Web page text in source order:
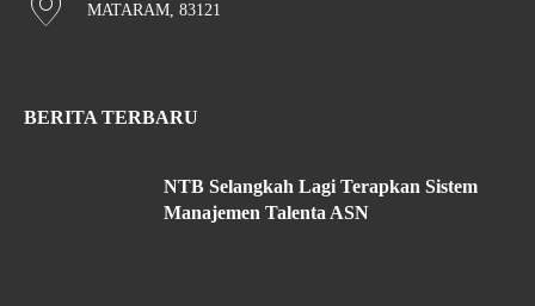
MATARAM, 83121
BERITA TERBARU
NTB Selangkah Lagi Terapkan Sistem
Manajemen Talenta ASN